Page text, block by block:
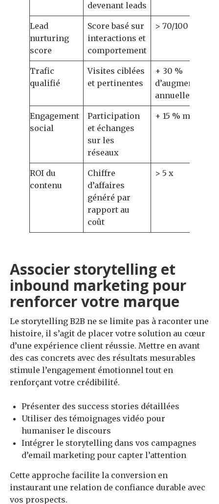
devenant leads
Lead
nurturing
score
Score basé sur
interactions et
comportement
> 70/100
Trafic
qualifié
Visites ciblées
et pertinentes
+ 30 %
d’augmentation
annuelle
Engagement
social
Participation
et échanges
sur les
réseaux
+ 15 % mensuel
ROI du
contenu
Chiffre
d’affaires
généré par
rapport au
coût
> 5 x
Associer storytelling et
inbound marketing pour
renforcer votre marque
Le storytelling B2B ne se limite pas à raconter une
histoire, il s’agit de placer votre solution au cœur
d’une expérience client réussie. Mettre en avant
des cas concrets avec des résultats mesurables
stimule l’engagement émotionnel tout en
renforçant votre crédibilité.
Présenter des success stories détaillées
Utiliser des témoignages vidéo pour
humaniser le discours
Intégrer le storytelling dans vos campagnes
d’email marketing pour capter l’attention
Cette approche facilite la conversion en
instaurant une relation de confiance durable avec
vos prospects.